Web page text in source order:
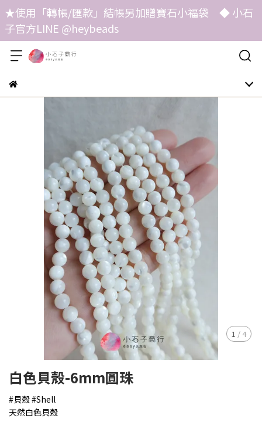
★使用「轉帳/匯款」結帳另加贈寶石小福袋 ◆ 小石
子官方LINE @heybeads
1 / 4
白色貝殼-6mm圓珠
#貝殼 #Shell
天然白色貝殼